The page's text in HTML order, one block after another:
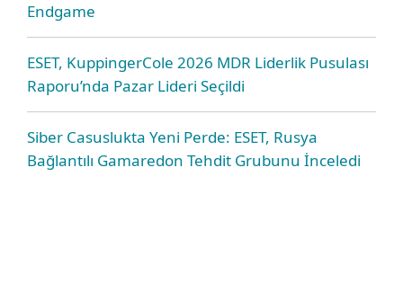
Endgame
ESET, KuppingerCole 2026 MDR Liderlik Pusulası
Raporu’nda Pazar Lideri Seçildi
Siber Casuslukta Yeni Perde: ESET, Rusya
Bağlantılı Gamaredon Tehdit Grubunu İnceledi